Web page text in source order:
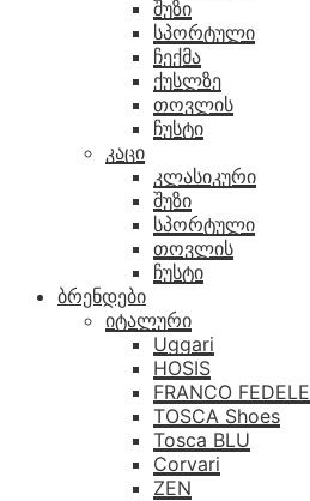
შუზი
სპორტული
ჩექმა
ქუსლზე
თოვლის
ჩუსტი
კაცი
კლასიკური
შუზი
სპორტული
თოვლის
ჩუსტი
ბრენდები
იტალური
Uggari
HOSIS
FRANCO FEDELE
TOSCA Shoes
Tosca BLU
Corvari
ZEN